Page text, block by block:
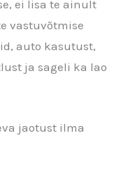
ei lisa te ainult
vastuvõtmise
auto kasutust,
ja sageli ka lao
jaotust ilma